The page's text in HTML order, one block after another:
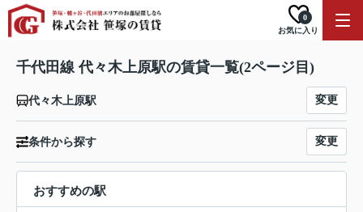
お気に入り
0
千代田線 代々木上原駅の賃貸一覧(2ページ目)
代々木上原駅 変更
条件から探す 変更
おすすめの駅